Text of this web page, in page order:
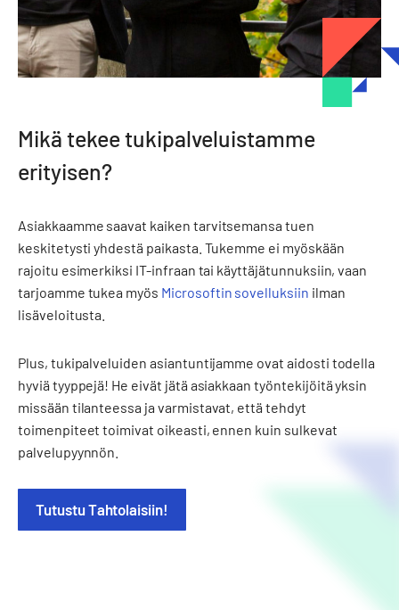
Mikä tekee tukipalveluistamme
erityisen?
Asiakkaamme saavat kaiken tarvitsemansa tuen
keskitetysti yhdestä paikasta. Tukemme ei myöskään
rajoitu esimerkiksi IT-infraan tai käyttäjätunnuksiin, vaan
tarjoamme tukea myös Microsoftin sovelluksiin ilman
lisäveloitusta.
Plus, tukipalveluiden asiantuntijamme ovat aidosti todella
hyviä tyyppejä! He eivät jätä asiakkaan työntekijöitä yksin
missään tilanteessa ja varmistavat, että tehdyt
toimenpiteet toimivat oikeasti, ennen kuin sulkevat
palvelupyynnön.
Tutustu Tahtolaisiin!